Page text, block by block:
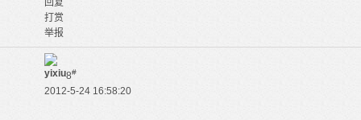
回复
打赏
举报
yixiu8#
2012-5-24 16:58:20